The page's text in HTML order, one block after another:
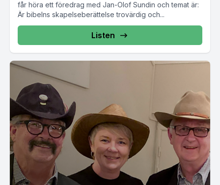
får höra ett föredrag med Jan-Olof Sundin och temat är:
Är bibelns skapelseberättelse trovärdig och...
Listen